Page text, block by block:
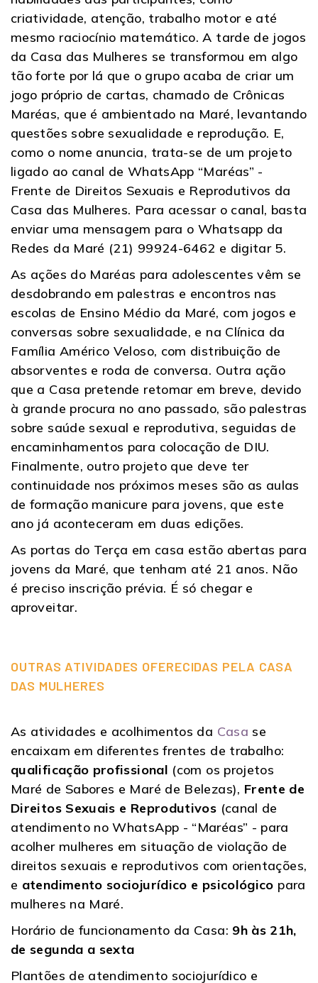
criatividade, atenção, trabalho motor e até
mesmo raciocínio matemático. A tarde de jogos
da Casa das Mulheres se transformou em algo
tão forte por lá que o grupo acaba de criar um
jogo próprio de cartas, chamado de Crônicas
Maréas, que é ambientado na Maré, levantando
questões sobre sexualidade e reprodução. E,
como o nome anuncia, trata-se de um projeto
ligado ao canal de WhatsApp “Maréas” -
Frente de Direitos Sexuais e Reprodutivos da
Casa das Mulheres. Para acessar o canal, basta
enviar uma mensagem para o Whatsapp da
Redes da Maré (21) 99924-6462 e digitar 5.
As ações do Maréas para adolescentes vêm se
desdobrando em palestras e encontros nas
escolas de Ensino Médio da Maré, com jogos e
conversas sobre sexualidade, e na Clínica da
Família Américo Veloso, com distribuição de
absorventes e roda de conversa. Outra ação
que a Casa pretende retomar em breve, devido
à grande procura no ano passado, são palestras
sobre saúde sexual e reprodutiva, seguidas de
encaminhamentos para colocação de DIU.
Finalmente, outro projeto que deve ter
continuidade nos próximos meses são as aulas
de formação manicure para jovens, que este
ano já aconteceram em duas edições.
As portas do Terça em casa estão abertas para
jovens da Maré, que tenham até 21 anos. Não
é preciso inscrição prévia. É só chegar e
aproveitar.
OUTRAS ATIVIDADES OFERECIDAS PELA CASA
DAS MULHERES
As atividades e acolhimentos da Casase
encaixam em diferentes frentes de trabalho:
qualificação profissional (com os projetos
Maré de Sabores e Maré de Belezas), Frente de
Direitos Sexuais e Reprodutivos (canal de
atendimento no WhatsApp - “Maréas” - para
acolher mulheres em situação de violação de
direitos sexuais e reprodutivos com orientações,
e atendimento sociojurídico e psicológico para
mulheres na Maré.
Horário de funcionamento da Casa: 9h às 21h,
de segunda a sexta
Plantões de atendimento sociojurídico e